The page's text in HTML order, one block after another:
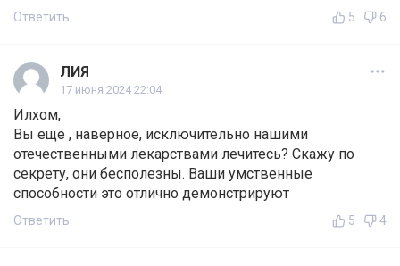
Ответить 5 6
ЛИЯ
17 июня 2024 22:04
Илхом,
Вы ещё , наверное, исключительно нашими
отечественными лекарствами лечитесь? Скажу по
секрету, они бесполезны. Ваши умственные
способности это отлично демонстрируют
Ответить 5 4